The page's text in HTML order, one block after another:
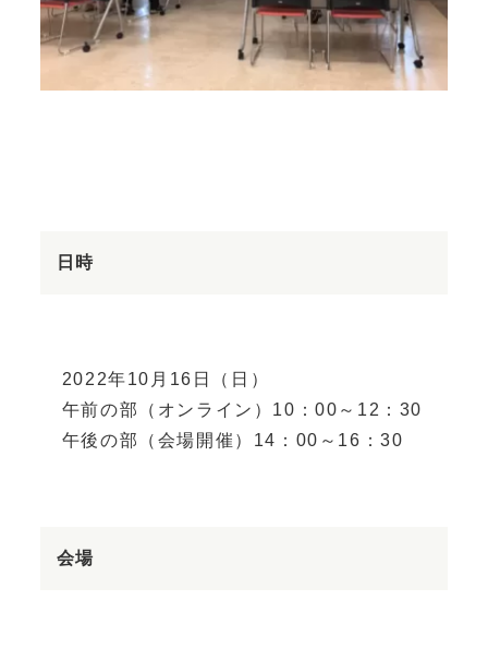
日時
2022年10月16日（日）
午前の部（オンライン）10：00～12：30
午後の部（会場開催）14：00～16：30
会場